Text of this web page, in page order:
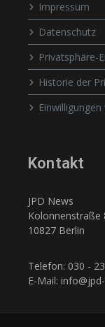
Impressum
Datenschutz
Privatsphäre-
Historie der
Kontakt
JPD News
Kolonnenstraße
10827 Berlin
Telefon: 030 -
E-Mail: